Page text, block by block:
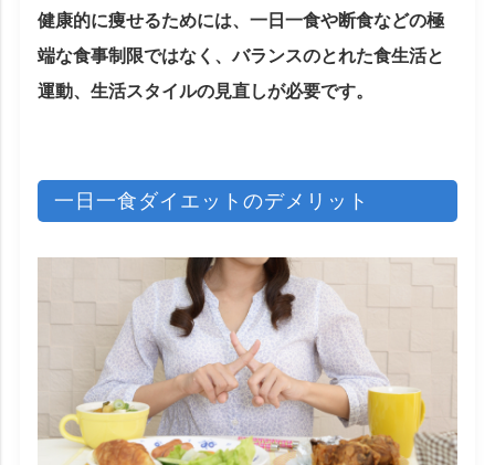
健康的に痩せるためには、一日一食や断食などの極
端な食事制限ではなく、バランスのとれた食生活と
運動、生活スタイルの見直しが必要です。
一日一食ダイエットのデメリット